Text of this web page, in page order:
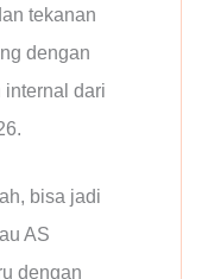
tekanan
dengan
internal dari
bisa jadi
AS
dengan